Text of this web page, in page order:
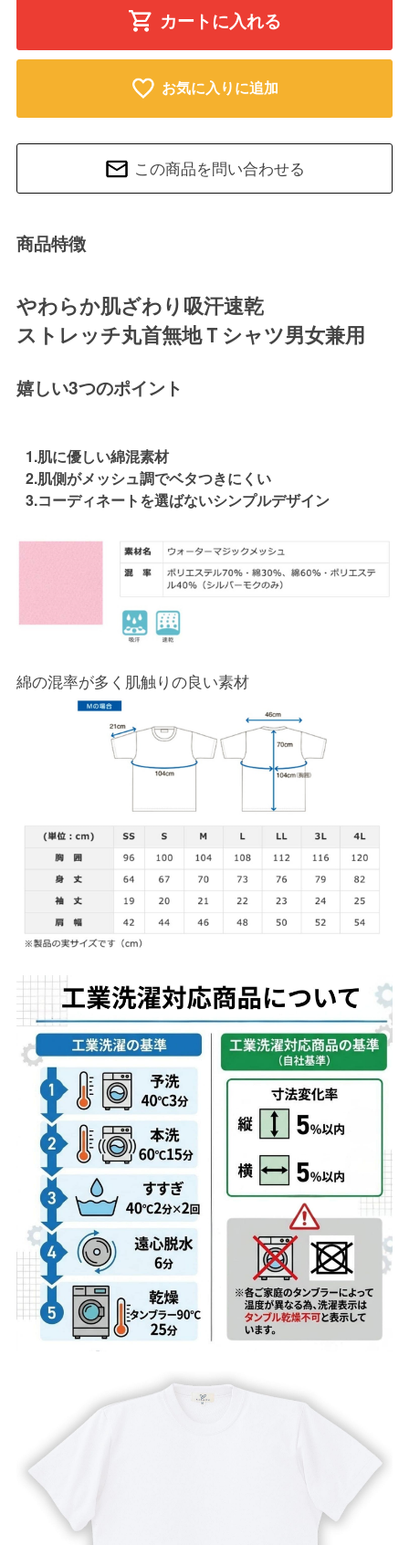
カートに入れる
お気に入りに追加
この商品を問い合わせる
商品特徴
やわらか肌ざわり吸汗速乾
ストレッチ丸首無地Ｔシャツ男女兼用
嬉しい3つのポイント
1.肌に優しい綿混素材
2.肌側がメッシュ調でベタつきにくい
3.コーディネートを選ばないシンプルデザイン
綿の混率が多く肌触りの良い素材